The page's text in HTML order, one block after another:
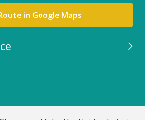
in Google Maps